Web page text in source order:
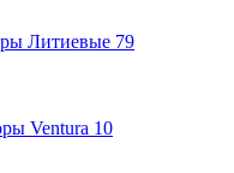
Литиевые 79
Ventura 10